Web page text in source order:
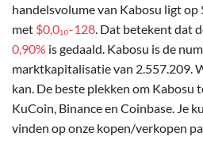
handelsvolume van Kabosu ligt op
met $0,0₁₀-128. Dat betekent dat
0,90% is gedaald. Kabosu is de
marktkapitalisatie van 2.557.209.
kan. De beste plekken om Kabosu
KuCoin, Binance en Coinbase. Je
vinden op onze kopen/verkopen